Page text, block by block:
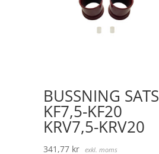
BUSSNING SATS
KF7,5-KF20
KRV7,5-KRV20
341,77 kr exkl. moms